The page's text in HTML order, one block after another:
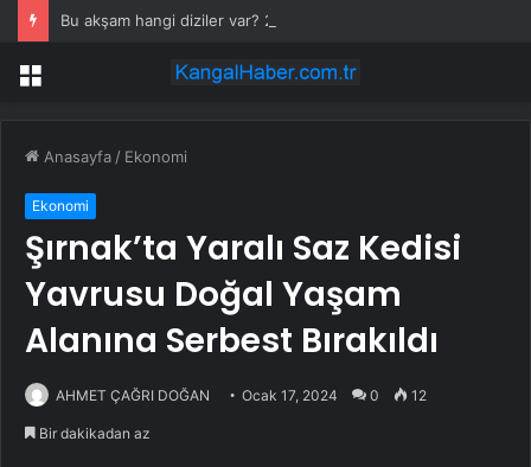
Menü
Anasayfa / Ekonomi
Ekonomi
Şırnak’ta Yaralı Saz Kedisi
Yavrusu Doğal Yaşam
Alanına Serbest Bırakıldı
AHMET ÇAĞRI DOĞAN Ocak 17, 2024 0 12
Bir dakikadan az